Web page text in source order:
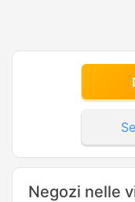
Negozi nelle